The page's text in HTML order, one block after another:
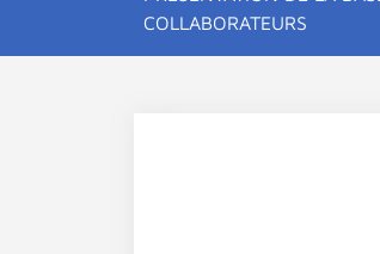
COLLABORATEURS